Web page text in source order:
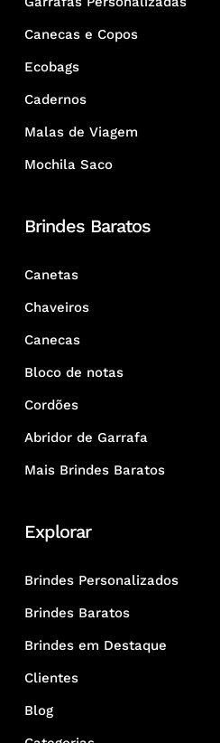
Canecas e Copos
Ecobags
Cadernos
Malas de Viagem
Mochila Saco
Brindes Baratos
Canetas
Chaveiros
Canecas
Bloco de notas
Cordões
Abridor de Garrafa
Mais Brindes Baratos
Explorar
Brindes Personalizados
Brindes Baratos
Brindes em Destaque
Clientes
Blog